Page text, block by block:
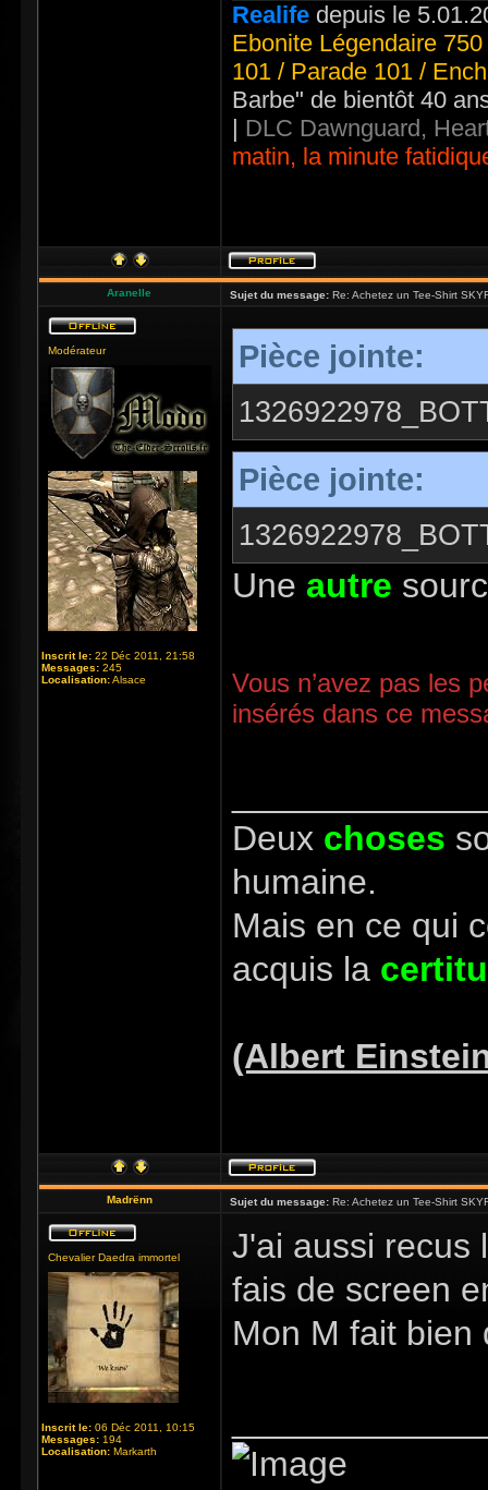
Realife depuis le
Ebonite Légendaire
101 / Parade 101 /
Barbe" de bientôt 40
| DLC Dawnguard,
matin, la minute
Aranelle Sujet du message: Re: Achetez un Tee-Shirt
Modérateur
Inscrit le: 22 Déc 2011, 21:58
Messages: 245
Localisation:Alsace
Pièce jointe:
Pièce jointe:
Une autre
Vous n’avez pas les
insérés dans ce
Deux choses
humaine.
Mais en ce qui
acquis la
(Albert
Madrënn Sujet du message: Re: Achetez un Tee-Shirt
Chevalier Daedra immortel
Inscrit le: 06 Déc 2011, 10:15
Messages: 194
Localisation: Markarth
J'ai aussi recus
fais de screen
Mon M fait bien